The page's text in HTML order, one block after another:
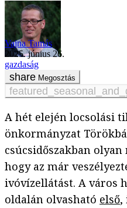
Vajna Tamás
2025. június 26.
gazdaság
Megosztás
A hét elején locsolási
önkormányzat
csúcsidőszakban
hogy az már
ivóvízellátást. A város
oldalán olvasható első,